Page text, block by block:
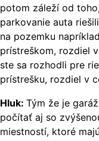
potom záleží od
parkovanie auta
na pozemku
prístreškom, rozdiel
ste sa rozhodli pre
prístrešku, rozdiel v
Hluk: Tým že je
počítať aj so
miestností, ktoré